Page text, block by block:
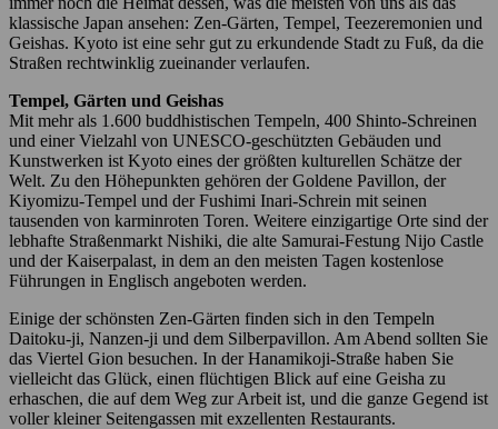
klassische Japan ansehen: Zen-Gärten, Tempel, Teezeremonien und
Geishas. Kyoto ist eine sehr gut zu erkundende Stadt zu Fuß, da die
Straßen rechtwinklig zueinander verlaufen.
Tempel, Gärten und Geishas
Mit mehr als 1.600 buddhistischen Tempeln, 400 Shinto-Schreinen
und einer Vielzahl von UNESCO-geschützten Gebäuden und
Kunstwerken ist Kyoto eines der größten kulturellen Schätze der
Welt. Zu den Höhepunkten gehören der Goldene Pavillon, der
Kiyomizu-Tempel und der Fushimi Inari-Schrein mit seinen
tausenden von karminroten Toren. Weitere einzigartige Orte sind der
lebhafte Straßenmarkt Nishiki, die alte Samurai-Festung Nijo Castle
und der Kaiserpalast, in dem an den meisten Tagen kostenlose
Führungen in Englisch angeboten werden.
Einige der schönsten Zen-Gärten finden sich in den Tempeln
Daitoku-ji, Nanzen-ji und dem Silberpavillon. Am Abend sollten Sie
das Viertel Gion besuchen. In der Hanamikoji-Straße haben Sie
vielleicht das Glück, einen flüchtigen Blick auf eine Geisha zu
erhaschen, die auf dem Weg zur Arbeit ist, und die ganze Gegend ist
voller kleiner Seitengassen mit exzellenten Restaurants.